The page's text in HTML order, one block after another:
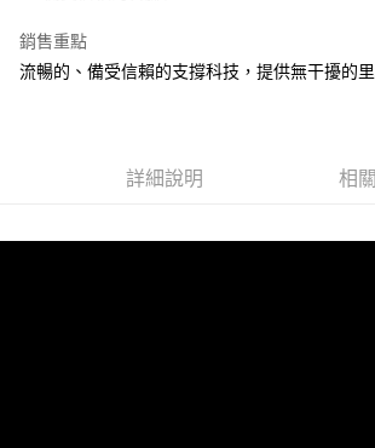
銷售重點
流暢的、備受信賴的支撐科技，提供無干擾的里
詳細說明 相